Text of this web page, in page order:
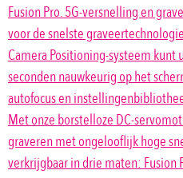
Fusion Pro. 5G-versnelling en
voor de snelste
Camera Positioning-systeem
seconden nauwkeurig op het
autofocus en
Met onze borstelloze DC-
graveren met ongelooflijk hoge
verkrijgbaar in drie maten: Fusion